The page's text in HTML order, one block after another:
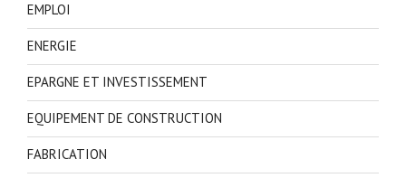
EMPLOI
ENERGIE
EPARGNE ET INVESTISSEMENT
EQUIPEMENT DE CONSTRUCTION
FABRICATION